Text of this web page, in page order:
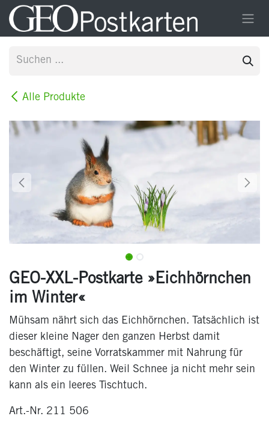
Zum Inhalt springen
Alle Produkte
GEO-XXL-Postkarte »Eichhörnchen
im Winter«
Mühsam nährt sich das Eichhörnchen. Tatsächlich ist
dieser kleine Nager den ganzen Herbst damit
beschäftigt, seine Vorratskammer mit Nahrung für
den Winter zu füllen. Weil Schnee ja nicht mehr sein
kann als ein leeres Tischtuch.
Art.-Nr. 211 506